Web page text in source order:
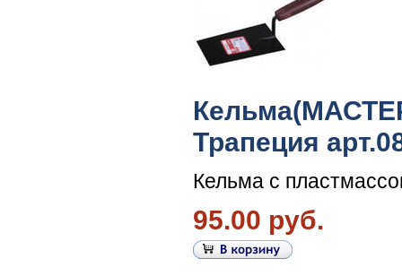
Трапеция
Кельма с
95.00 руб.